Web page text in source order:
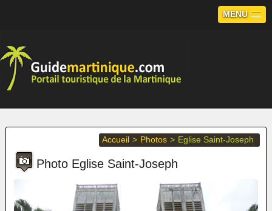
MENU
Photo Eglise Saint-Joseph
Accueil > Photos > Eglise Saint-Joseph